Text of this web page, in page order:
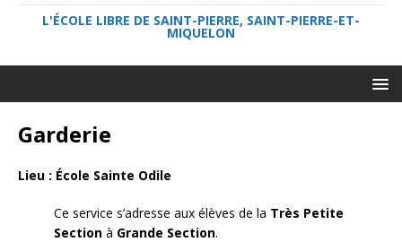
L'ÉCOLE LIBRE DE SAINT-PIERRE, SAINT-PIERRE-ET-
MIQUELON
Garderie
Lieu : École Sainte Odile
Ce service s’adresse aux élèves de la Très Petite
Section à Grande Section.